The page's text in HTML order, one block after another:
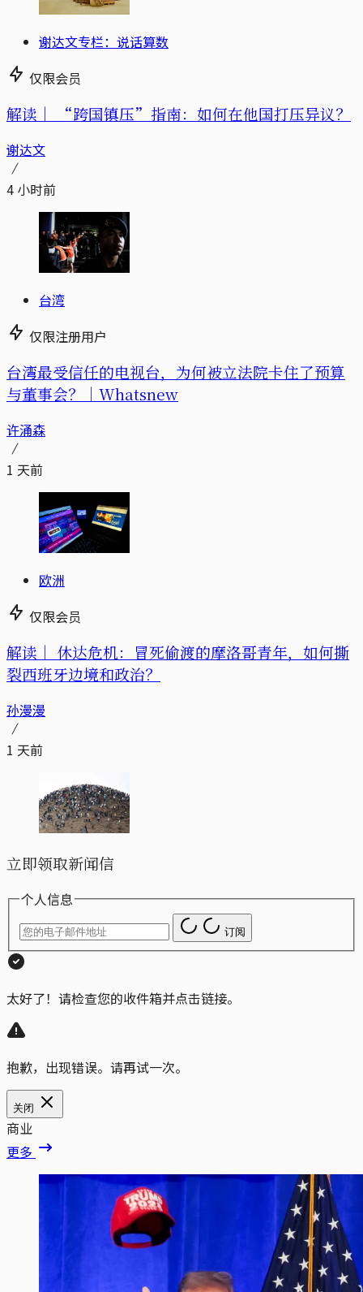
谢达文专栏：说话算数
仅限会员
解读｜ “跨国镇压”指南：如何在他国打压异议？
谢达文
4 小时前
台湾
仅限注册用户
台湾最受信任的电视台，为何被立法院卡住了预算
与董事会？｜Whatsnew
许涌森
1 天前
欧洲
仅限会员
解读｜ 休达危机：冒死偷渡的摩洛哥青年，如何撕
裂西班牙边境和政治？
孙漫漫
1 天前
立即领取新闻信
个人信息
订阅
太好了！请检查您的收件箱并点击链接。
抱歉，出现错误。请再试一次。
关闭
商业
更多